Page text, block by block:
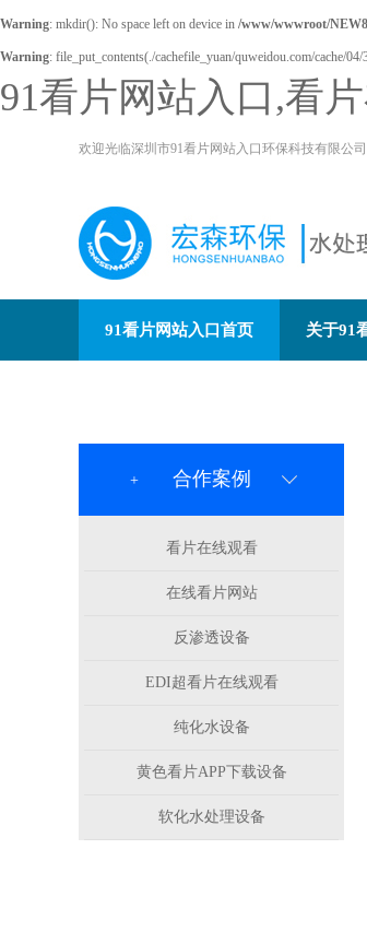
Warning: mkdir(): No space left on device in /www/wwwroot/
Warning: file_put_contents(./cachefile_yuan/quweidou.com/cache/
91看片网站入口,看
欢迎光临深圳市91看片网站入口环保科技有限公司
91看片网站入口首页 关于91
+ 合作案例
看片在线观看
在线看片网站
反渗透设备
EDI超看片在线观看
纯化水设备
黄色看片APP下载设备
软化水处理设备